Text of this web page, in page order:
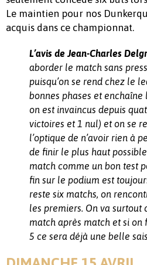
Le maintien pour nos
acquis dans ce championnat.
L’avis de Jean-Charles
aborder le match sans
puisqu’on se rend chez le
bonnes phases et enchaîne
on est invaincus depuis
victoires et 1 nul) et on se
l’optique de n’avoir rien à
de finir le plus haut
match comme un bon test
fin sur le podium est
reste six matchs, on
les premiers. On va surtout
match après match et si on
5 ce sera déjà une belle